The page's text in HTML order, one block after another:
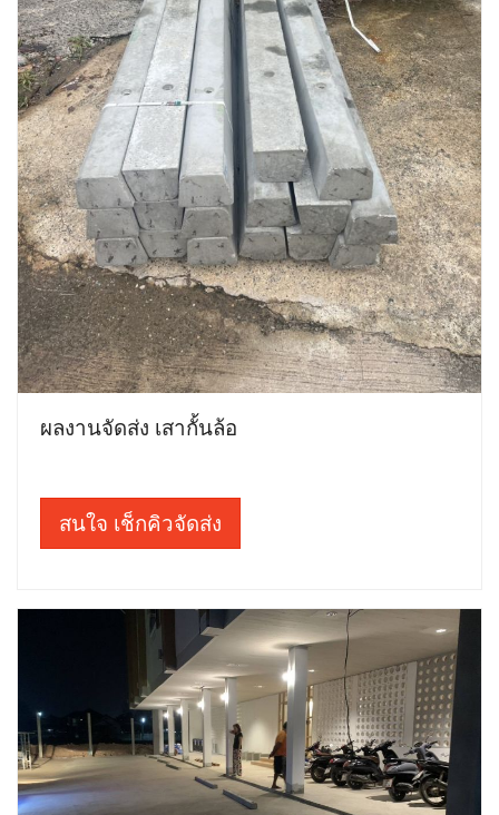
ผลงานจัดส่ง เสากั้นล้อ
สนใจ เช็กคิวจัดส่ง